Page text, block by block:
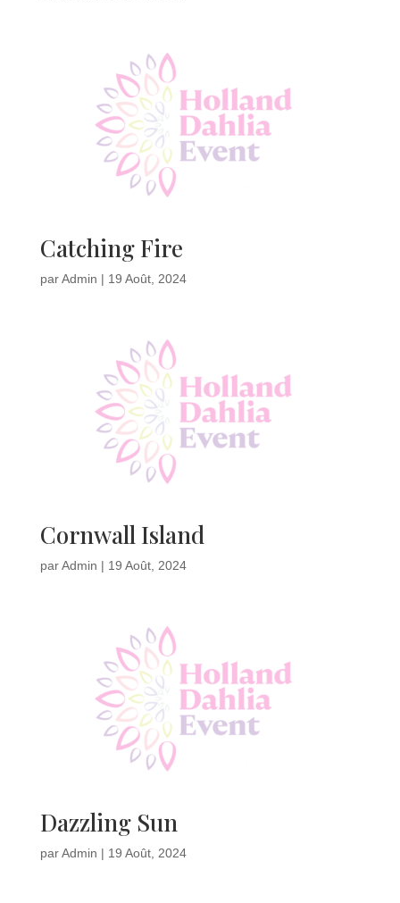
Catching Fire
parAdmin | 19 Août, 2024
Cornwall Island
parAdmin | 19 Août, 2024
Dazzling Sun
parAdmin | 19 Août, 2024